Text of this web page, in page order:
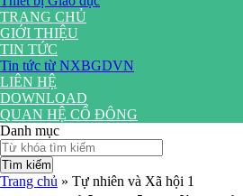
TRANG CHỦ
GIỚI THIỆU
TIN TỨC
Tin tức từ NXBGDVN
LIÊN HỆ
DOWNLOAD
QUAN HỆ CỔ ĐÔNG
Danh mục
Tìm kiếm
Trang chủ » Tự nhiên và Xã hội 1